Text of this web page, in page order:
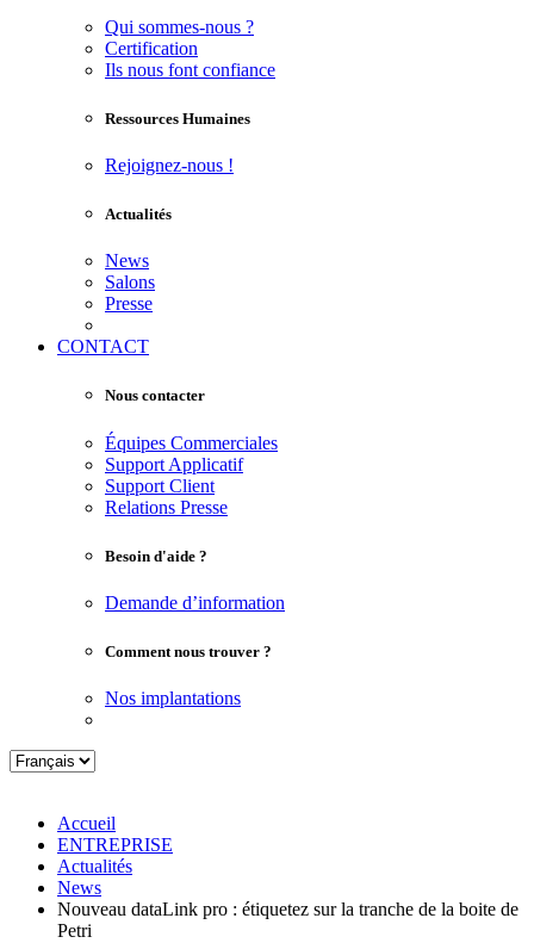
Qui sommes-nous ?
Certification
Ils nous font confiance
Ressources Humaines
Rejoignez-nous !
Actualités
News
Salons
Presse
CONTACT
Nous contacter
Équipes Commerciales
Support Applicatif
Support Client
Relations Presse
Besoin d'aide ?
Demande d’information
Comment nous trouver ?
Nos implantations
Accueil
ENTREPRISE
Actualités
News
Nouveau dataLink pro : étiquetez sur la tranche de la boite de
Petri